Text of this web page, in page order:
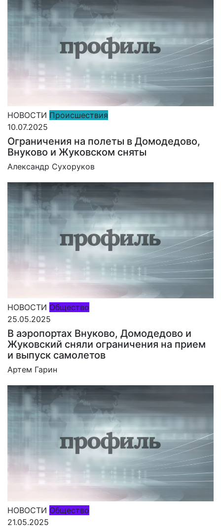
НОВОСТИ Происшествия
10.07.2025
Ограничения на полеты в Домодедово,
Внуково и Жуковском сняты
Александр Сухоруков
НОВОСТИ Общество
25.05.2025
В аэропортах Внуково, Домодедово и
Жуковский сняли ограничения на прием
и выпуск самолетов
Артем Гарин
НОВОСТИ Общество
21.05.2025